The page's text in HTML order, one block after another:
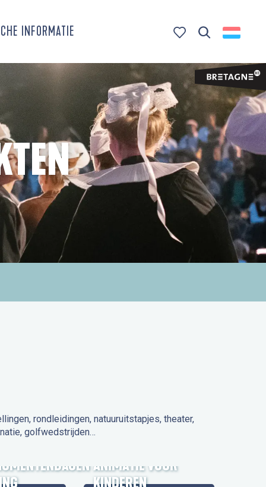
INFORMATIE
rondleidingen, natuuruitstapjes, theater,
golfwedstrijden…
ANIMATIE VOOR
KINDEREN